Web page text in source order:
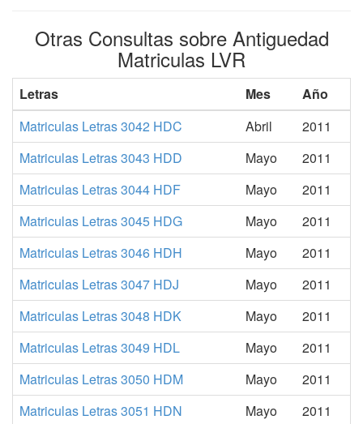
Otras Consultas sobre Antiguedad
Matriculas LVR
Letras Mes
Año
Matriculas Letras 3042 HDC
Abril
2011
Matriculas Letras 3043 HDD
Mayo
2011
Matriculas Letras 3044 HDF
Mayo
2011
Matriculas Letras 3045 HDG
Mayo
2011
Matriculas Letras 3046 HDH
Mayo
2011
Matriculas Letras 3047 HDJ
Mayo
2011
Matriculas Letras 3048 HDK
Mayo
2011
Matriculas Letras 3049 HDL
Mayo
2011
Matriculas Letras 3050 HDM
Mayo
2011
Matriculas Letras 3051 HDN
Mayo
2011